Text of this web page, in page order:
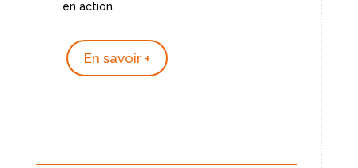
en action.
En savoir +